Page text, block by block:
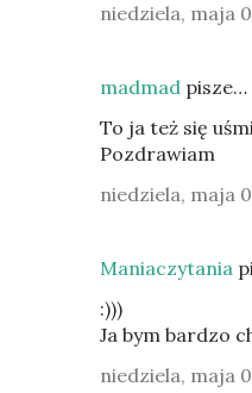
niedziela, maja
madmad pisze…
To ja też się
Pozdrawiam
niedziela, maja
Maniaczytania
:)))
Ja bym bardzo
niedziela, maja